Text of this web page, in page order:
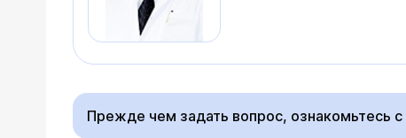
Прежде чем задать вопрос, ознакомьтесь с